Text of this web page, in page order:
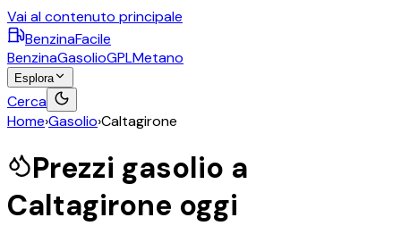
Vai al contenuto principale
BenzinaFacile
BenzinaGasolioGPLMetano
Esplora
Cerca
Home›Gasolio›Caltagirone
Prezzi gasolio a
Caltagirone oggi